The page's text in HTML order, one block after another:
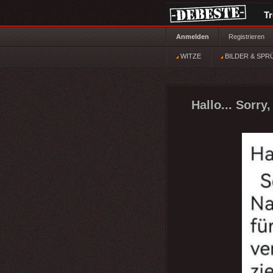
Anmelden Registrieren
WITZE BILDER &
Hallo...